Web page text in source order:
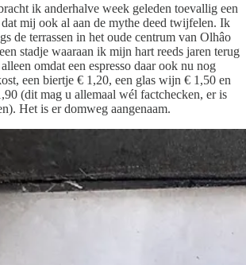
ik anderhalve week geleden toevallig een
mij ook al aan de mythe deed twijfelen. Ik
de terrassen in het oude centrum van Olhâo
stadje waaraan ik mijn hart reeds jaren terug
omdat een espresso daar ook nu nog
een biertje € 1,20, een glas wijn € 1,50 en
(dit mag u allemaal wél factchecken, er is
Het is er domweg aangenaam.